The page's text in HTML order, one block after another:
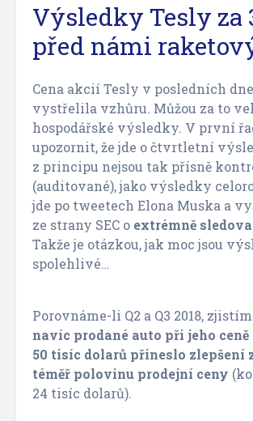
Výsledky Tesly za
před námi
Cena akcií Tesly v posledních
vystřelila vzhůru. Můžou za to
hospodářské výsledky. V první
upozornit, že jde o čtvrtletní
z principu nejsou tak přísně
(auditované), jako výsledky
jde po tweetech Elona Muska a
ze strany SEC o extrémně
Takže je otázkou, jak moc jsou
spolehlivé…
Porovnáme-li Q2 a Q3 2018,
navíc prodané auto při jeho
50 tisíc dolarů přineslo zlepšení
téměř polovinu prodejní ceny
24 tisíc dolarů).